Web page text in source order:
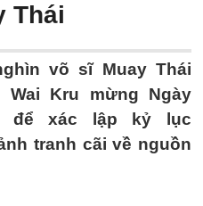
Thái
võ sĩ Muay Thái
Kru mừng Ngày
để xác lập kỷ lục
tranh cãi về nguồn